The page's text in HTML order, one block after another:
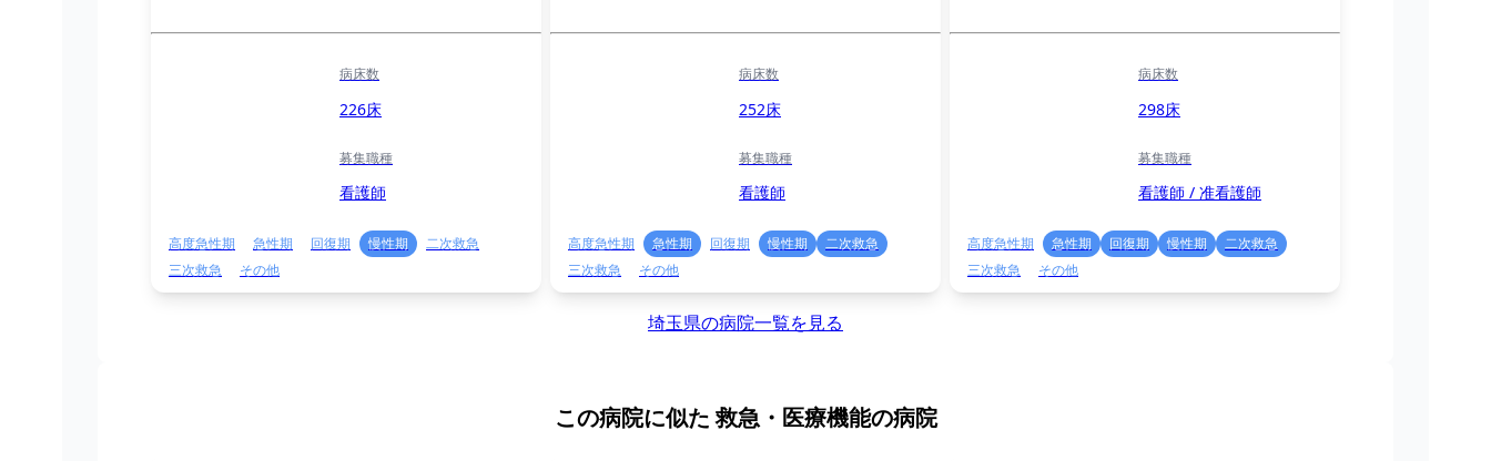
病床数
226床
募集職種
看護師
高度急性期 急性期 回復期 慢性期
二次救急
三次救急
その他
病床数
252床
募集職種
看護師
高度急性期 急性期 回復期 慢性期
二次救急
三次救急
その他
病床数
298床
募集職種
看護師 / 准看護師
高度急性期 急性期 回復期 慢性期
二次救急
三次救急
その他
埼玉県の病院一覧を見る
この病院に似た 救急・医療機能の病院